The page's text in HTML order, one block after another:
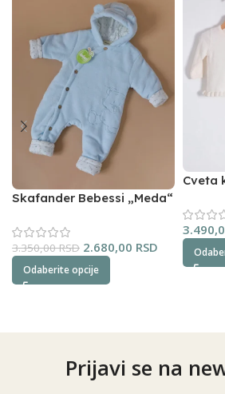
Skafander Bebessi „Meda“
3.350,00RSD 2.680,00 RSD
Odaberite opcije
Cveta
Prijavi se na